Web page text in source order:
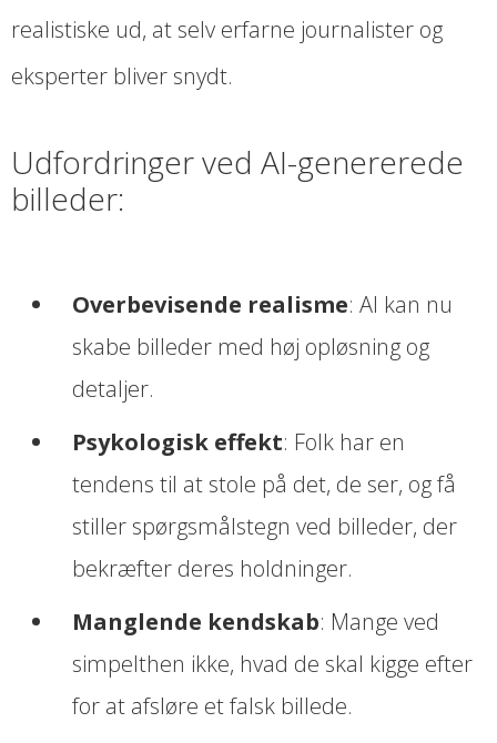
realistiske ud, at selv erfarne journalister og
eksperter bliver snydt.
Udfordringer ved AI-genererede
billeder:
Overbevisende realisme: AI kan nu
skabe billeder med høj opløsning og
detaljer.
Psykologisk effekt: Folk har en
tendens til at stole på det, de ser, og få
stiller spørgsmålstegn ved billeder, der
bekræfter deres holdninger.
Manglende kendskab: Mange ved
simpelthen ikke, hvad de skal kigge efter
for at afsløre et falsk billede.